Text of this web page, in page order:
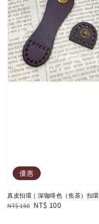
優惠
真皮扣環｜深咖啡色（焦茶）扣環
Regular
NT$ 150 Sale
NT$ 100